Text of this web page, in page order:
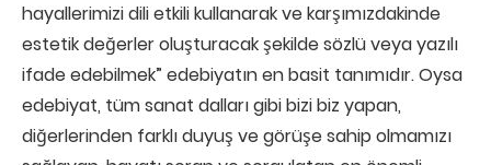
hayallerimizi dili etkili kullanarak ve karşımızdakinde
estetik değerler oluşturacak şekilde sözlü veya yazılı
ifade edebilmek” edebiyatın en basit tanımıdır. Oysa
edebiyat, tüm sanat dalları gibi bizi biz yapan,
diğerlerinden farklı duyuş ve görüşe sahip olmamızı